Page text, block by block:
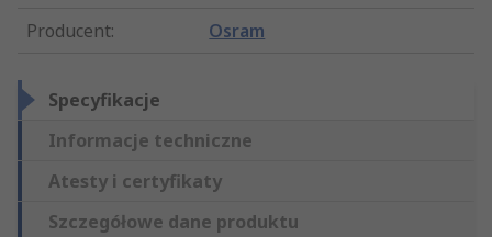
Producent: Osram
Specyfikacje
Informacje techniczne
Atesty i certyfikaty
Szczegółowe dane produktu